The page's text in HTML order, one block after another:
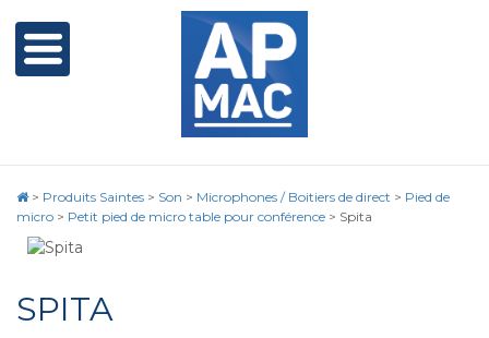
> Produits Saintes > Son > Microphones / Boitiers de direct > Pied de
micro > Petit pied de micro table pour conférence > Spita
SPITA